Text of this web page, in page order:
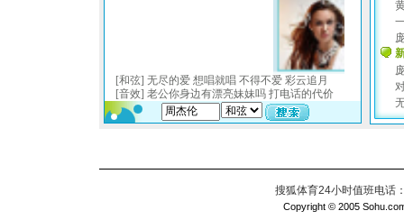
搜狐体育24小时值班电话
Copyright © 2005